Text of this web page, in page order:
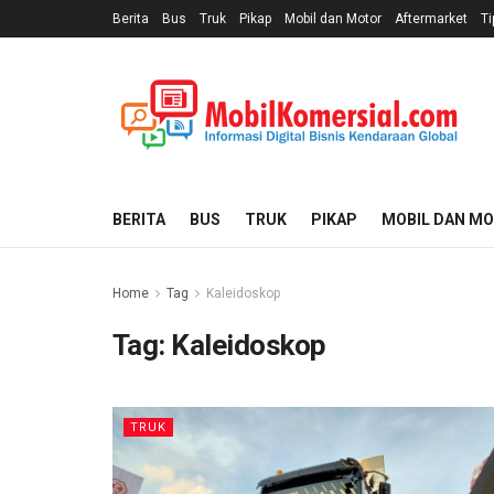
Berita Bus Truk Pikap Mobil dan Motor Aftermarket
BERITA BUS TRUK PIKAP MOBIL DAN
Home Tag Kaleidoskop
Tag: Kaleidoskop
TRUK